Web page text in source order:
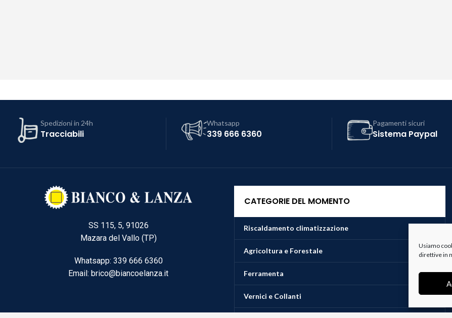
Usiamo
direttive in
Spedizioni in 24h
Tracciabili
Whatsapp
339 666 6360
Pagamenti sicuri
Sistema Paypal
SS 115, 5, 91026
Mazara del Vallo (TP)
Whatsapp: 339 666 6360
Email: brico@biancoelanza.it
CATEGORIE DEL MOMENTO
Riscaldamento climatizzazione
Agricoltura e Forestale
Ferramenta
Vernici e Collanti